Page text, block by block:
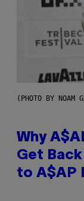
(PHOTO BY NOAM
Why
Get
to A$AP